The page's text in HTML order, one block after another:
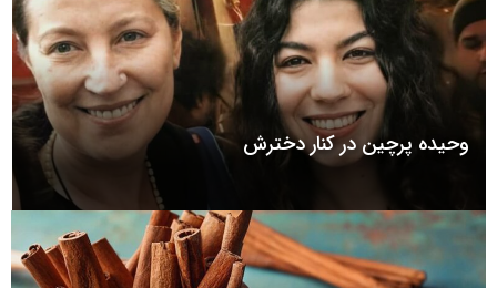
وحیده پرچین در کنار دخترش